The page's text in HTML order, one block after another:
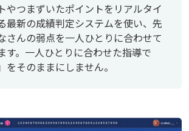
やつまずいたポイントをリアルタイ
最新の成績判定システムを使い、先
さんの弱点を一人ひとりに合わせて
す。一人ひとりに合わせた指導で
をそのままにしません。